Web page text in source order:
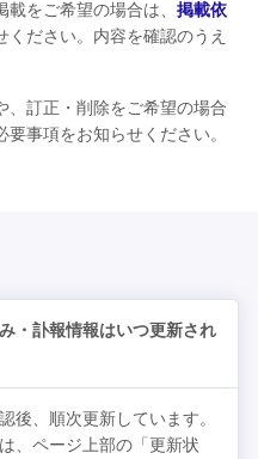
をご希望の場合は、 掲載依
ださい。内容を確認のうえ
、訂正・削除をご希望の場合
要事項をお知らせください。
・訃報情報はいつ更新され
後、順次更新しています。
、ページ上部の「更新状